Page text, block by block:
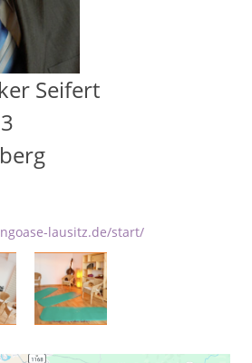
Seifert
lausitz.de/start/